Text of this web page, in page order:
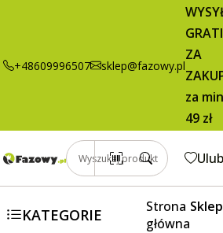
+48609996507 sklep@fazowy.pl
ZA
za
49 zł
Wyszukaj produkt
KATEGORIE
Strona
główna
Sklep
420lm, AC220-
240V, 3-CCT, 5
PF>0,5, RA>80,
BIAŁA
187,00 zł
brutto / szt.